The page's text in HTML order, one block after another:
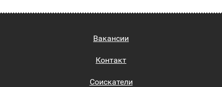
Вакансии
Контакт
Соискатели